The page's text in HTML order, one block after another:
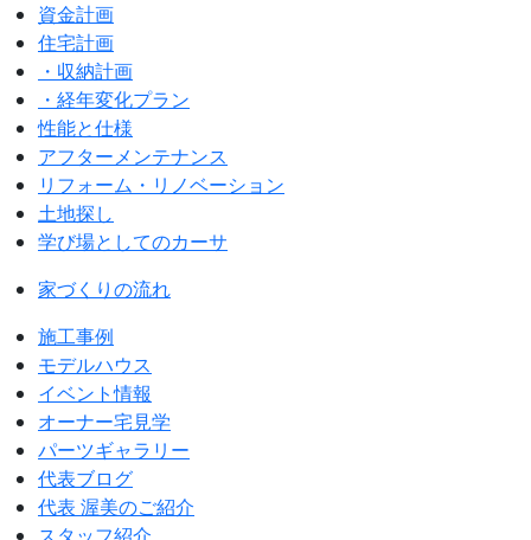
資金計画
住宅計画
・収納計画
・経年変化プラン
性能と仕様
アフターメンテナンス
リフォーム・リノベーション
土地探し
学び場としてのカーサ
家づくりの流れ
施工事例
モデルハウス
イベント情報
オーナー宅見学
パーツギャラリー
代表ブログ
代表 渥美のご紹介